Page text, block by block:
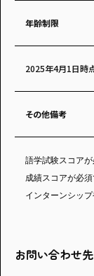
年齢制限
2025年4月1日時
その他備考
語学試験スコア
成績スコアが必
インターンシッ
お問い合わせ先